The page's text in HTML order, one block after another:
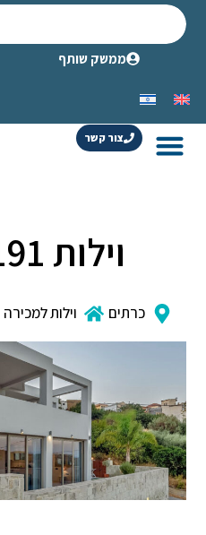
ממשק שותף
צור קשר
וילות 191 כרתים
כרתים וילות למכירה